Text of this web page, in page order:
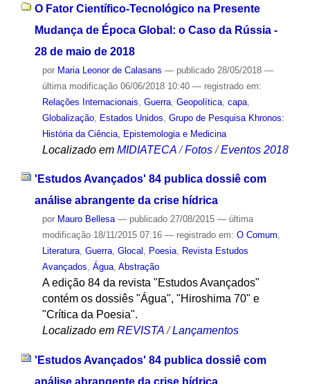
O Fator Científico-Tecnológico na Presente
Mudança de Época Global: o Caso da Rússia -
28 de maio de 2018
por Maria Leonor de Calasans — publicado28/05/2018 —
última modificação06/06/2018 10:40 — registrado em:
Relações Internacionais Guerra, Geopolítica, capa,
Globalização, Estados Unidos Grupo de Pesquisa Khronos:
História da Ciência, Epistemologia e Medicina
Localizado em MIDIATECA /Fotos /Eventos 2018
'Estudos Avançados' 84 publica dossiê com
análise abrangente da crise hídrica
por Mauro Bellesa — publicado27/08/2015 — última
modificação18/11/2015 07:16 — registrado em: O Comum,
Literatura, Guerra, Glocal , Poesia, Revista Estudos
Avançados, Água, Abstração
A edição 84 da revista "Estudos Avançados"
contém os dossiês "Água", "Hiroshima 70" e
"Crítica da Poesia".
Localizado em REVISTA /Lançamentos
'Estudos Avançados' 84 publica dossiê com